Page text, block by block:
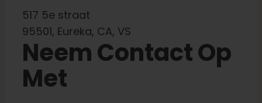
Winkel op
Nederlands
517 5e straat
95501, Eureka, CA, VS
Neem Contact Op
Met